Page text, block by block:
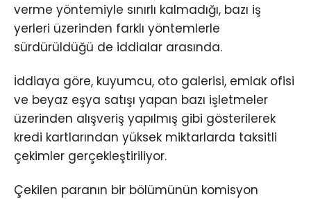
verme yöntemiyle sınırlı kalmadığı, bazı iş
yerleri üzerinden farklı yöntemlerle
sürdürüldüğü de iddialar arasında.
İddiaya göre, kuyumcu, oto galerisi, emlak ofisi
ve beyaz eşya satışı yapan bazı işletmeler
üzerinden alışveriş yapılmış gibi gösterilerek
kredi kartlarından yüksek miktarlarda taksitli
çekimler gerçekleştiriliyor.
Çekilen paranın bir bölümünün komisyon